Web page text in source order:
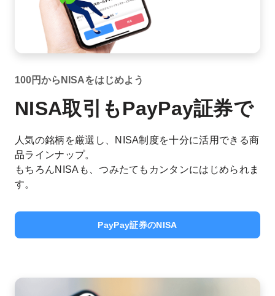
100円からNISAをはじめよう
NISA取引もPayPay証券で
人気の銘柄を厳選し、NISA制度を十分に活用できる商
品ラインナップ。
もちろんNISAも、つみたてもカンタンにはじめられま
す。
PayPay証券のNISA